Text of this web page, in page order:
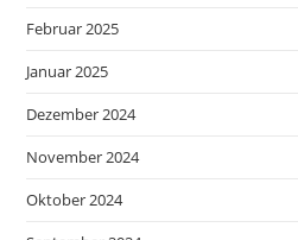
Februar 2025
Januar 2025
Dezember 2024
November 2024
Oktober 2024